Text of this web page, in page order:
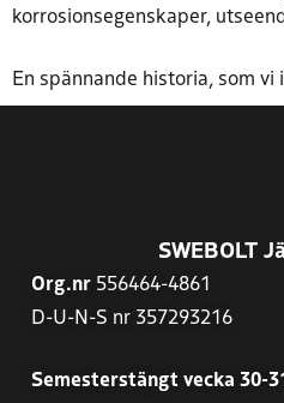
korrosionsegenskaper,
En spännande historia, som
SWEBOLT
Org.nr 556464-4861
D-U-N-S nr 357293216
Semesterstängt vecka 30-